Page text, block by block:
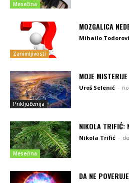
Mesečina
Zanimljivosti
MOZGALICA
Mihailo
Priključenija
MOJE MISTERIJE
Uroš Selenić -
Mesečina
NIKOLA TRIFIĆ:
Nikola Trifić -
DA NE